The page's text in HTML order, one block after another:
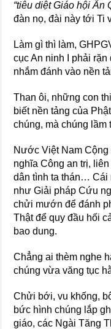
“tiêu diệt Giáo hội Ấn
đàn nọ, đài này tới Ti
Làm gì thì làm,
cục An ninh I phải
nhắm đánh vào nền
Than ôi, những con
biết nền tảng của
chúng, mà chúng
Nước Việt Nam Cộng
nghĩa Công an trị,
dân tình ta thán… Cái
như Giải pháp Cứu
chửi mướn để đánh
Thật để quy đầu hối
bao dung.
Chẳng ai thèm nghe
chúng vừa văng tục
Chửi bới, vu khống,
bức hình chúng lắp
giáo, các Ngài Tăng